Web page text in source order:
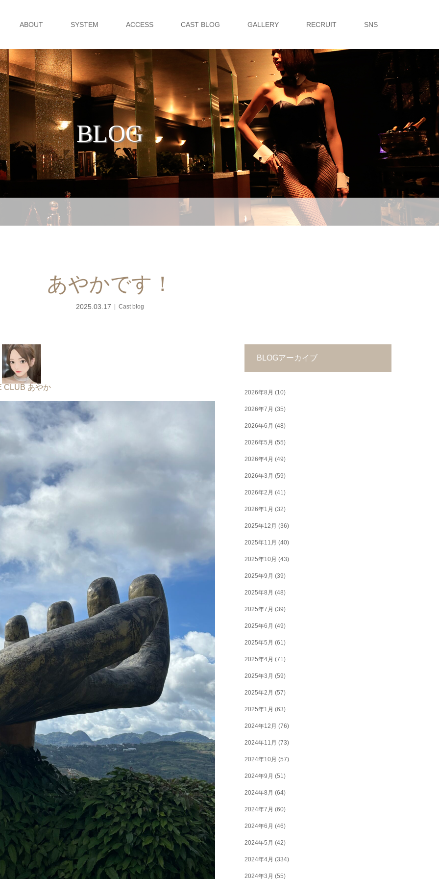
ABOUT SYSTEM ACCESS CAST BLOG GALLERY RECRUIT SNS
BLOG
あやかです！
2025.03.17 Cast blog
CLUB あやか
BLOGアーカイブ
2026年8月 (10)
2026年7月 (35)
2026年6月 (48)
2026年5月 (55)
2026年4月 (49)
2026年3月 (59)
2026年2月 (41)
2026年1月 (32)
2025年12月 (36)
2025年11月 (40)
2025年10月 (43)
2025年9月 (39)
2025年8月 (48)
2025年7月 (39)
2025年6月 (49)
2025年5月 (61)
2025年4月 (71)
2025年3月 (59)
2025年2月 (57)
2025年1月 (63)
2024年12月 (76)
2024年11月 (73)
2024年10月 (57)
2024年9月 (51)
2024年8月 (64)
2024年7月 (60)
2024年6月 (46)
2024年5月 (42)
2024年4月 (334)
2024年3月 (55)